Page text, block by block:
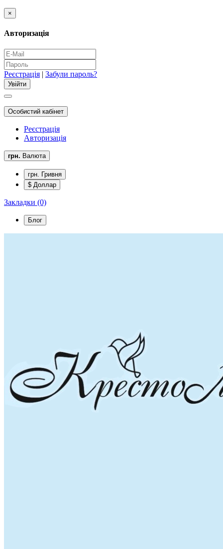
×
Авторизація
Реєстрація | Забули пароль?
Особистий кабінет
Реєстрація
Авторизація
грн. Валюта
грн. Гривня
$ Доллар
Закладки (0)
Блог